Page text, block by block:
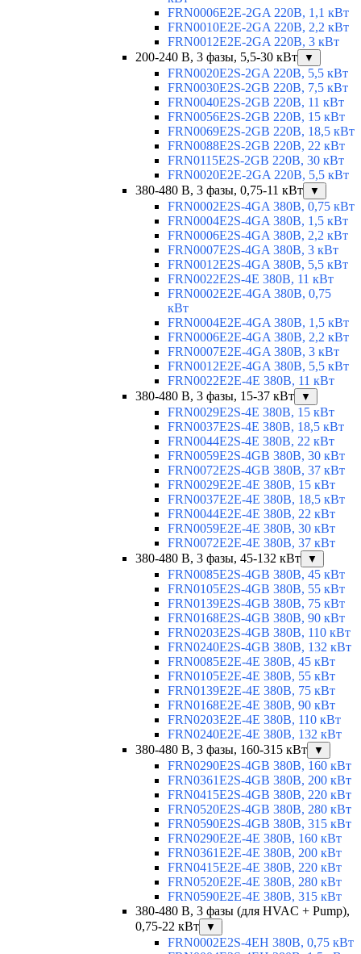
FRN0006E2E-2GA 220В, 1,1 кВт
FRN0010E2E-2GA 220В, 2,2 кВт
FRN0012E2E-2GA 220В, 3 кВт
200-240 В, 3 фазы, 5,5-30 кВт
▼
FRN0020E2S-2GA 220В, 5,5 кВт
FRN0030E2S-2GB 220В, 7,5 кВт
FRN0040E2S-2GB 220В, 11 кВт
FRN0056E2S-2GB 220В, 15 кВт
FRN0069E2S-2GB 220В, 18,5 кВт
FRN0088E2S-2GB 220В, 22 кВт
FRN0115E2S-2GB 220В, 30 кВт
FRN0020E2E-2GA 220В, 5,5 кВт
380-480 В, 3 фазы, 0,75-11 кВт
▼
FRN0002E2S-4GA 380В, 0,75 кВт
FRN0004E2S-4GA 380В, 1,5 кВт
FRN0006E2S-4GA 380В, 2,2 кВт
FRN0007E2S-4GA 380В, 3 кВт
FRN0012E2S-4GA 380В, 5,5 кВт
FRN0022E2S-4E 380В, 11 кВт
FRN0002E2E-4GA 380В, 0,75
кВт
FRN0004E2E-4GA 380В, 1,5 кВт
FRN0006E2E-4GA 380В, 2,2 кВт
FRN0007E2E-4GA 380В, 3 кВт
FRN0012E2E-4GA 380В, 5,5 кВт
FRN0022E2E-4E 380В, 11 кВт
380-480 В, 3 фазы, 15-37 кВт
▼
FRN0029E2S-4E 380В, 15 кВт
FRN0037E2S-4E 380В, 18,5 кВт
FRN0044E2S-4E 380В, 22 кВт
FRN0059E2S-4GB 380В, 30 кВт
FRN0072E2S-4GB 380В, 37 кВт
FRN0029E2E-4E 380В, 15 кВт
FRN0037E2E-4E 380В, 18,5 кВт
FRN0044E2E-4E 380В, 22 кВт
FRN0059E2E-4E 380В, 30 кВт
FRN0072E2E-4E 380В, 37 кВт
380-480 В, 3 фазы, 45-132 кВт
▼
FRN0085E2S-4GB 380В, 45 кВт
FRN0105E2S-4GB 380В, 55 кВт
FRN0139E2S-4GB 380В, 75 кВт
FRN0168E2S-4GB 380В, 90 кВт
FRN0203E2S-4GB 380В, 110 кВт
FRN0240E2S-4GB 380В, 132 кВт
FRN0085E2E-4E 380В, 45 кВт
FRN0105E2E-4E 380В, 55 кВт
FRN0139E2E-4E 380В, 75 кВт
FRN0168E2E-4E 380В, 90 кВт
FRN0203E2E-4E 380В, 110 кВт
FRN0240E2E-4E 380В, 132 кВт
380-480 В, 3 фазы, 160-315 кВт
▼
FRN0290E2S-4GB 380В, 160 кВт
FRN0361E2S-4GB 380В, 200 кВт
FRN0415E2S-4GB 380В, 220 кВт
FRN0520E2S-4GB 380В, 280 кВт
FRN0590E2S-4GB 380В, 315 кВт
FRN0290E2E-4E 380В, 160 кВт
FRN0361E2E-4E 380В, 200 кВт
FRN0415E2E-4E 380В, 220 кВт
FRN0520E2E-4E 380В, 280 кВт
FRN0590E2E-4E 380В, 315 кВт
380-480 В, 3 фазы (для HVAC + Pump),
0,75-22 кВт
▼
FRN0002E2S-4EH 380В, 0,75 кВт